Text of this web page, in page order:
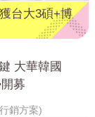
台大3碩+博
大華韓國
募
銷方案)